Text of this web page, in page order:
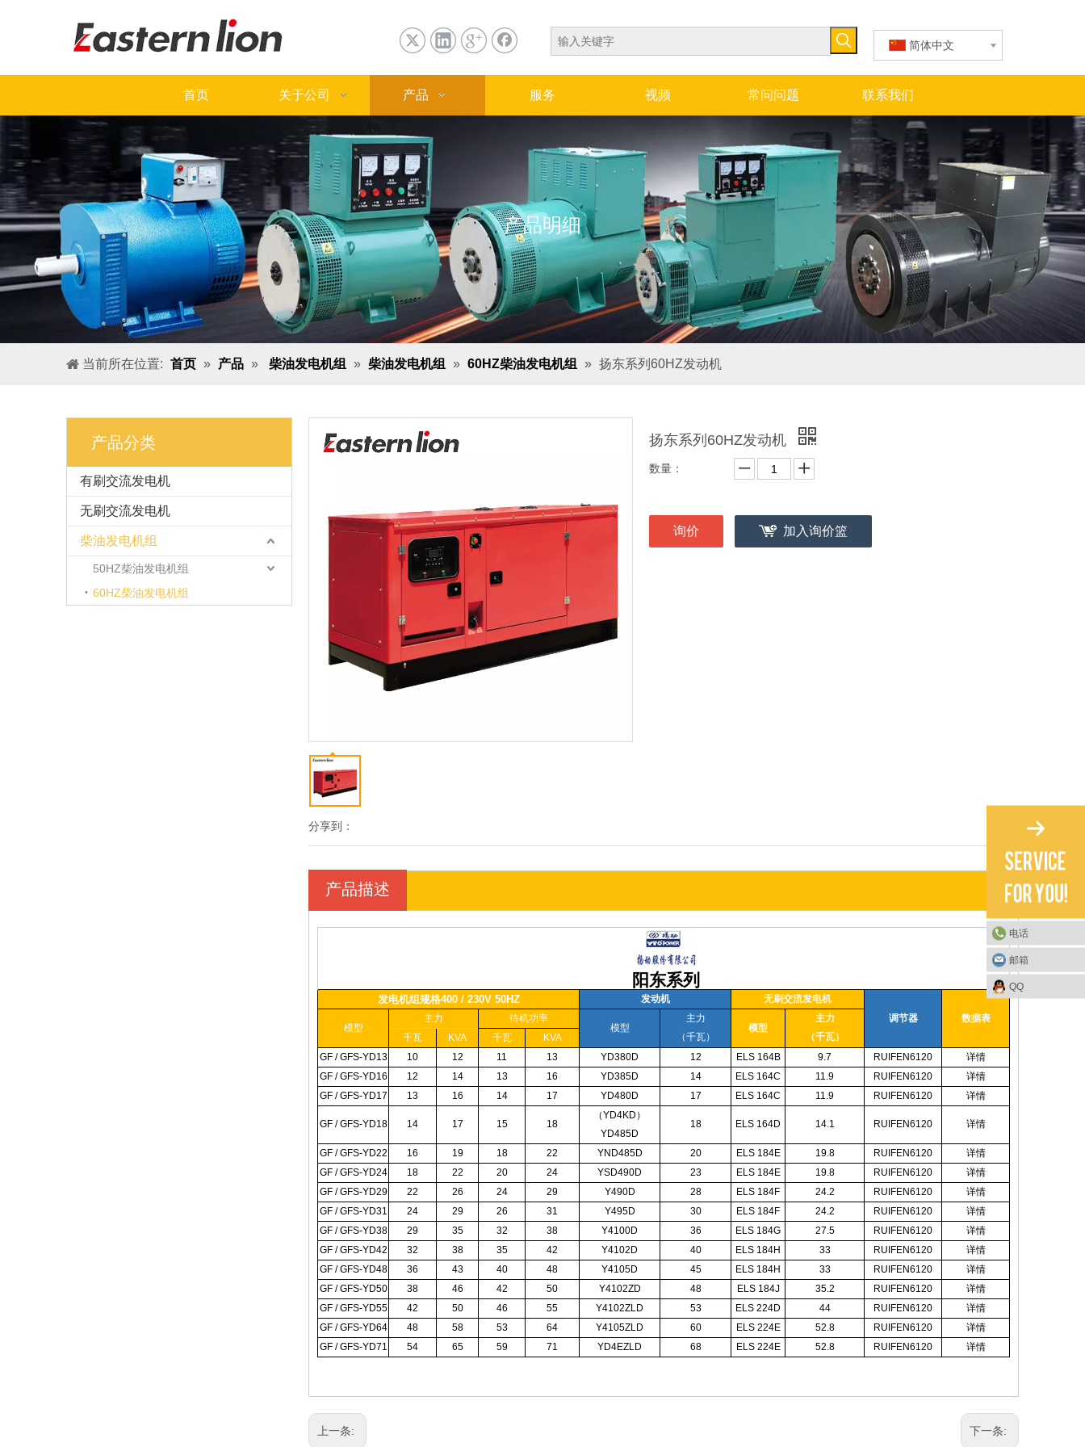
简体中文
首页 关于公司 产品 服务 视频 常问问题 联系我们
产品明细
当前所在位置: 首页 » 产品 » 柴油发电机组 » 柴油发电机组 » 60HZ柴油发电机组 » 扬东系列60HZ发动机
产品分类
有刷交流发电机
无刷交流发电机
柴油发电机组
50HZ柴油发电机组
60HZ柴油发电机组
分享到：
扬东系列60HZ发动机
数量：
询价 加入询价篮
产品描述
阳东系列
发电机组规格400 / 230V 50HZ 发动机
无刷交流发电机
调节器
数据表
模型
主力
待机功率
模型
主力
（千瓦）
模型
主力
（千瓦）
千瓦 KVA 千瓦
KVA
GF / GFS-YD13
10 12 11 13 YD380D 12 ELS 164B 9.7 RUIFEN6120
详情
GF / GFS-YD16
12 14 13 16 YD385D 14 ELS 164C 11.9 RUIFEN6120
详情
GF / GFS-YD17
13 16 14 17 YD480D 17 ELS 164C 11.9 RUIFEN6120 详情
GF / GFS-YD18 14 17 15 18
（YD4KD）
YD485D
18 ELS 164D 14.1 RUIFEN6120 详情
GF / GFS-YD22 16 19 18 22 YND485D 20 ELS 184E 19.8 RUIFEN6120
详情
GF / GFS-YD24
18 22 20 24 YSD490D 23 ELS 184E 19.8 RUIFEN6120
详情
GF / GFS-YD29
22 26 24 29 Y490D 28 ELS 184F 24.2 RUIFEN6120
详情
GF / GFS-YD31
24 29 26 31 Y495D 30 ELS 184F 24.2 RUIFEN6120
详情
GF / GFS-YD38
29 35 32 38 Y4100D 36 ELS 184G 27.5 RUIFEN6120
详情
GF / GFS-YD42
32 38 35 42 Y4102D 40 ELS 184H 33 RUIFEN6120
详情
GF / GFS-YD48
36 43 40 48 Y4105D 45 ELS 184H 33 RUIFEN6120
详情
GF / GFS-YD50
38 46 42 50 Y4102ZD 48 ELS 184J 35.2 RUIFEN6120
详情
GF / GFS-YD55
42 50 46 55 Y4102ZLD 53 ELS 224D 44 RUIFEN6120
详情
GF / GFS-YD64
48 58 53 64 Y4105ZLD 60 ELS 224E 52.8 RUIFEN6120
详情
GF / GFS-YD71
54 65 59 71 YD4EZLD 68 ELS 224E 52.8 RUIFEN6120 详情
上一条: 下一条:
电话
邮箱
QQ